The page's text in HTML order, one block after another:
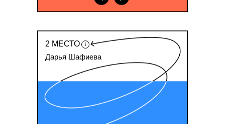
2 МЕСТО
Дарья Шафиева